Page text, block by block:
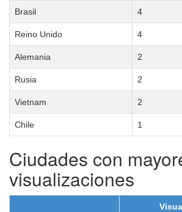
Brasil 4
Reino Unido 4
Alemania 2
Rusia 2
Vietnam 2
Chile 1
Ciudades con
visualizaciones